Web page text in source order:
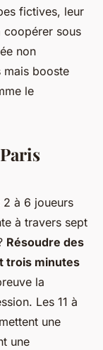
fictives, leur
coopérer sous
non
mais booste
le
2 à 6 joueurs
à travers sept
Résoudre des
trois minutes
la
Les 11 à
une
une